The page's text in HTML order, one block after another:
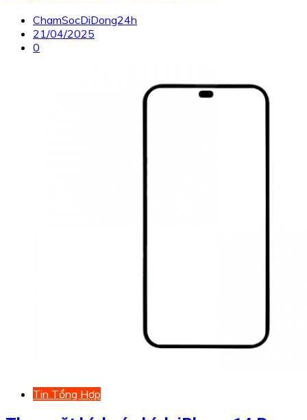
ChamSocDiDong24h
21/04/2025
0
Tin Tổng Hợp